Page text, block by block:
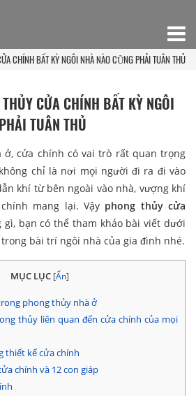
CHÍNH BẤT KỲ NGÔI NHÀ NÀO CŨNG PHẢI TUÂN THỦ
CỬA CHÍNH BẤT KỲ NGÔI
TUÂN THỦ
ở, cửa chính có vai trò rất quan trọng
chỉ là nơi mọi người đi ra đi vào
khí từ bên ngoài vào nhà, vượng khí
mang lại. Vậy phong thủy cửa
gì, bạn có thể tham khảo bài viết dưới
bài trí ngôi nhà của gia đình nhé.
MỤC LỤC [Ẩn]
phong thủy nhà ở
thủy liên quan đến cửa chính của mọi
thiết kế cửa chính
chính và 12 con giáp